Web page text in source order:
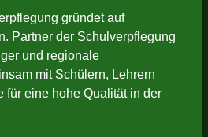
gründet auf
Partner der Schulverpflegung
und regionale
mit Schülern, Lehrern
für eine hohe Qualität in der